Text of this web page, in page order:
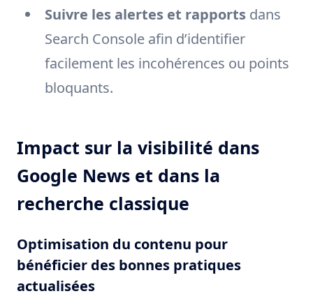
Suivre les alertes et rapports dans
Search Console afin d’identifier
facilement les incohérences ou points
bloquants.
Impact sur la visibilité dans
Google News et dans la
recherche classique
Optimisation du contenu pour
bénéficier des bonnes pratiques
actualisées